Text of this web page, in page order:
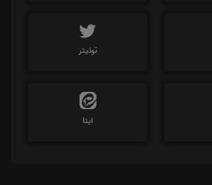
توئیتر
ایتا